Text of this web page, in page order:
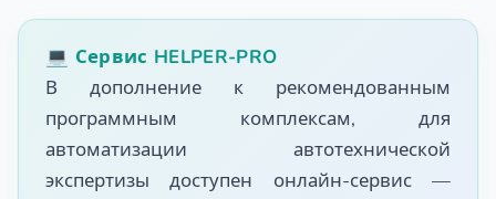
💻 Сервис HELPER-PRO
В дополнение к рекомендованным
программным комплексам, для
автоматизации автотехнической
экспертизы доступен онлайн-сервис —